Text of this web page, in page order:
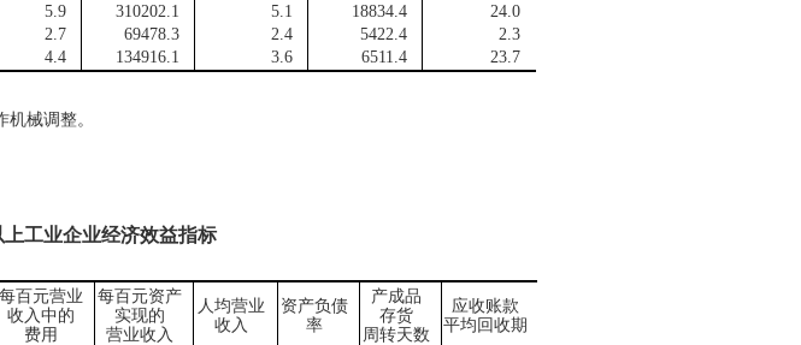
5.9 310202.1 5.1 18834.4
24.0
2.7 69478.3 2.4 5422.4
2.3
4.4 134916.1 3.6 6511.4
23.7
械调整。
工业企业经济效益指标
每百元营业
收入中的
费用
每百元资产
实现的
营业收入
人均营业
收入
资产负债
率
产成品
存货
周转天数
应收账款
平均回收期